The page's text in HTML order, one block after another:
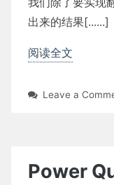
出来的结果[......]
阅读全文
Leave a
Power